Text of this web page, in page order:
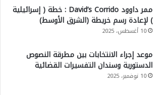
ممر داوود David’s Corrido : خطة ( إسرائيلية
) لإعادة رسم خريطة (الشرق الأوسط)
10 أغسطس، 2025
موعد إجراء الانتخابات بين مطرقة النصوص
الدستورية وسندان التفسيرات القضائية
10 نوفمبر، 2025